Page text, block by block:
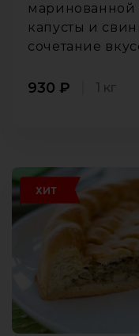
маринованной
капусты и
сочетание
930 ₽ 1 кг
ХИТ